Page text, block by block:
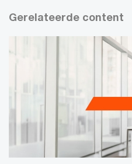
Gerelateerde content